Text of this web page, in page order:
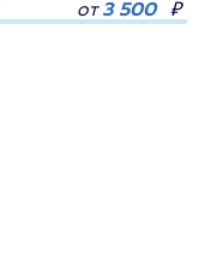
от3 500 ₽